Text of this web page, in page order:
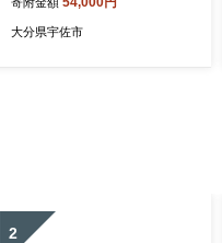
角バラ 焼き肉 バーベキュー
セット【106402500】【ま
大分県宇佐市
2